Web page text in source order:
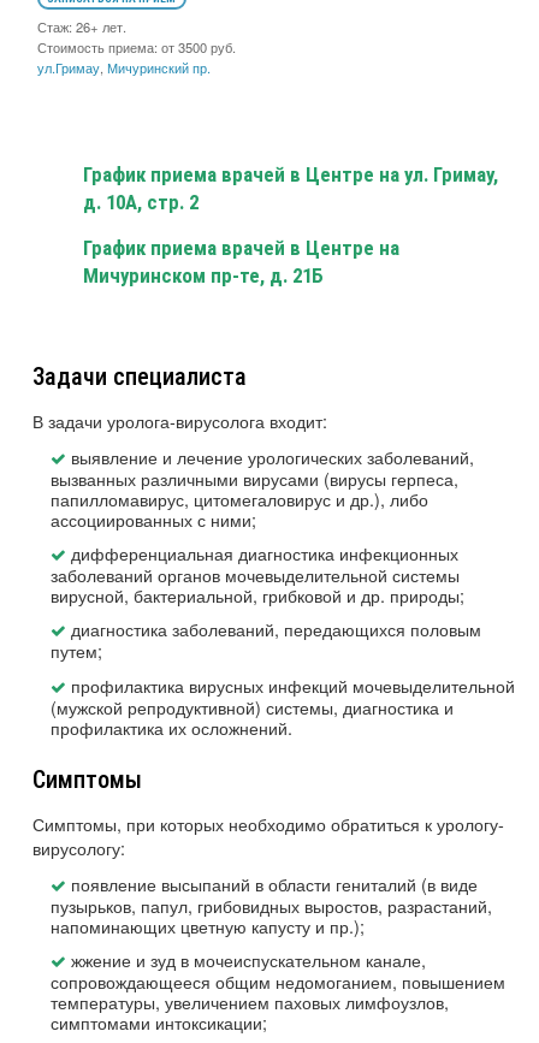
Стаж: 26+ лет.
Стоимость приема: от 3500 руб.
ул.Гримау, Мичуринский пр.
График приема врачей в Центре на ул. Гримау,
д. 10А, стр. 2
График приема врачей в Центре на
Мичуринском пр-те, д. 21Б
Задачи специалиста
В задачи уролога-вирусолога входит:
выявление и лечение урологических заболеваний,
вызванных различными вирусами (вирусы герпеса,
папилломавирус, цитомегаловирус и др.), либо
ассоциированных с ними;
дифференциальная диагностика инфекционных
заболеваний органов мочевыделительной системы
вирусной, бактериальной, грибковой и др. природы;
диагностика заболеваний, передающихся половым
путем;
профилактика вирусных инфекций мочевыделительной
(мужской репродуктивной) системы, диагностика и
профилактика их осложнений.
Симптомы
Симптомы, при которых необходимо обратиться к урологу-
вирусологу:
появление высыпаний в области гениталий (в виде
пузырьков, папул, грибовидных выростов, разрастаний,
напоминающих цветную капусту и пр.);
жжение и зуд в мочеиспускательном канале,
сопровождающееся общим недомоганием, повышением
температуры, увеличением паховых лимфоузлов,
симптомами интоксикации;